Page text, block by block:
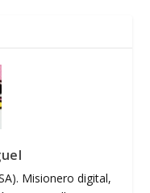
Misionero digital,